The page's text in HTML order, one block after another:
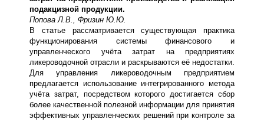
подакцизной продукции.
Попова Л.В., Фризин Ю.Ю.
В статье рассматривается существующая практика
функционирования системы финансового и
управленческого учёта затрат на предприятиях
ликероводочной отрасли и раскрываются её недостатки.
Для управления ликероводочным предприятием
предлагается использование интегрированного метода
учёта затрат, посредством которого достигается сбор
более качественной полезной информации для принятия
эффективных управленческих решений при контроле за